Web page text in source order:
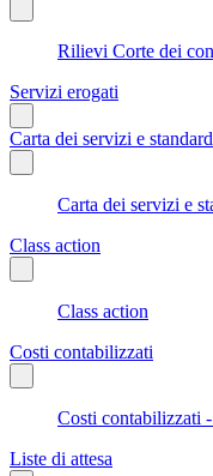
Rilievi Corte dei
Servizi erogati
Carta dei servizi e
Carta dei servizi e
Class action
Class action
Costi contabilizzati
Costi contabilizzati
Liste di attesa